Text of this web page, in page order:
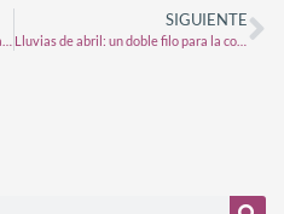
SIGUIENTE
Lluvias de abril: un doble filo para la cosecha gruesa y una ventana de oportunidad para el trigo 2024/25